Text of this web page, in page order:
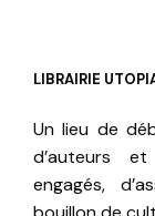
LIBRAIRIE
Un lieu de
d’auteurs
engagés,